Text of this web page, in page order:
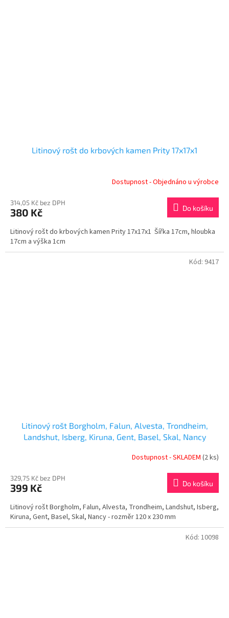
Litinový rošt do krbových kamen Prity 17x17x1
Dostupnost - Objednáno u výrobce
314,05 Kč bez DPH
380 Kč Do košíku
Litinový rošt do krbových kamen Prity 17x17x1 Šířka 17cm, hloubka
17cm a výška 1cm
Litinový rošt Borgholm, Falun, Alvesta, Trondheim,
Landshut, Isberg, Kiruna, Gent, Basel, Skal, Nancy
Dostupnost - SKLADEM (2 ks)
329,75 Kč bez DPH
399 Kč Do košíku
Litinový rošt Borgholm, Falun, Alvesta, Trondheim, Landshut, Isberg,
Kiruna, Gent, Basel, Skal, Nancy - rozměr 120 x 230 mm
Kód: 9417
Kód: 10098